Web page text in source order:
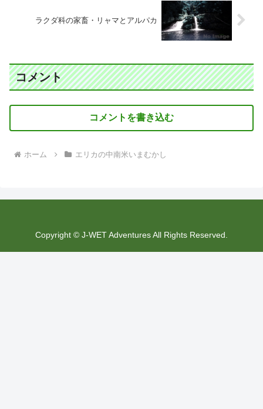
ラクダ科の家畜・リャマとアルパカ
コメント
コメントを書き込む
ホーム エリカの中南米いまむかし
Copyright © J-WET Adventures All Rights Reserved.